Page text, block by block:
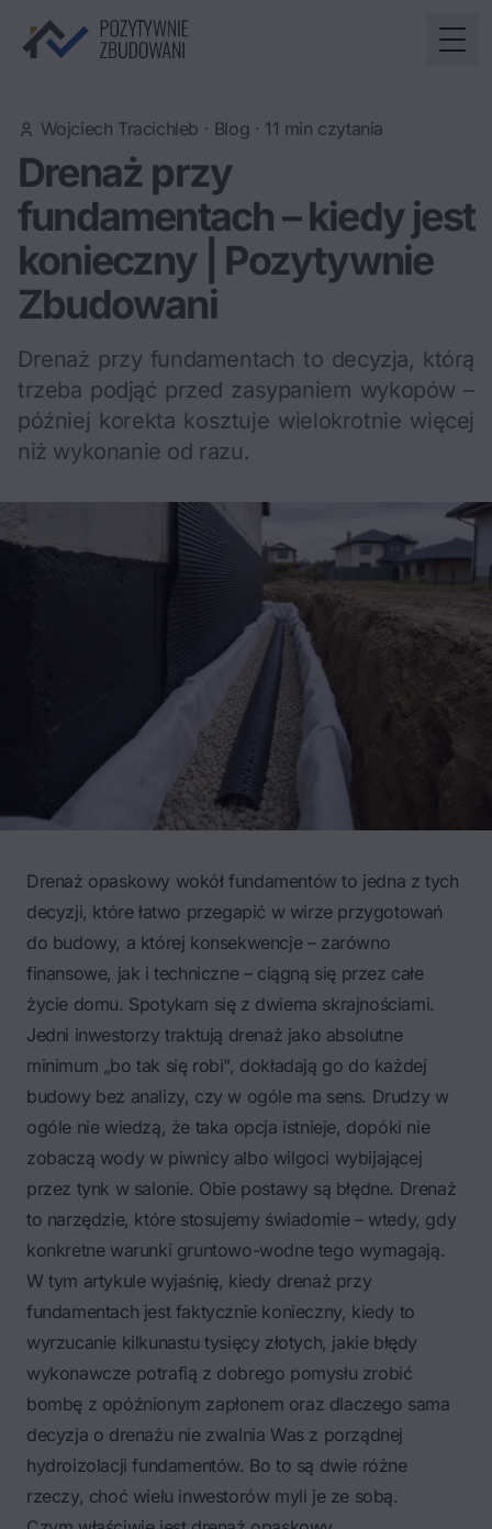
Wojciech Tracichleb · Blog · 11 min czytania
Drenaż przy
fundamentach – kiedy jest
konieczny | Pozytywnie
Zbudowani
Drenaż przy fundamentach to decyzja, którą
trzeba podjąć przed zasypaniem wykopów –
później korekta kosztuje wielokrotnie więcej
niż wykonanie od razu.
Drenaż opaskowy wokół fundamentów to jedna z tych
decyzji, które łatwo przegapić w wirze przygotowań
do budowy, a której konsekwencje – zarówno
finansowe, jak i techniczne – ciągną się przez całe
życie domu. Spotykam się z dwiema skrajnościami.
Jedni inwestorzy traktują drenaż jako absolutne
minimum „bo tak się robi", dokładają go do każdej
budowy bez analizy, czy w ogóle ma sens. Drudzy w
ogóle nie wiedzą, że taka opcja istnieje, dopóki nie
zobaczą wody w piwnicy albo wilgoci wybijającej
przez tynk w salonie. Obie postawy są błędne. Drenaż
to narzędzie, które stosujemy świadomie – wtedy, gdy
konkretne warunki gruntowo-wodne tego wymagają.
W tym artykule wyjaśnię, kiedy drenaż przy
fundamentach jest faktycznie konieczny, kiedy to
wyrzucanie kilkunastu tysięcy złotych, jakie błędy
wykonawcze potrafią z dobrego pomysłu zrobić
bombę z opóźnionym zapłonem oraz dlaczego sama
decyzja o drenażu nie zwalnia Was z porządnej
hydroizolacji fundamentów. Bo to są dwie różne
rzeczy, choć wielu inwestorów myli je ze sobą.